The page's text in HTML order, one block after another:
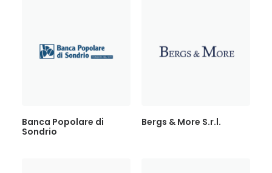
Banca Popolare di
Sondrio
Bergs & More S.r.l.